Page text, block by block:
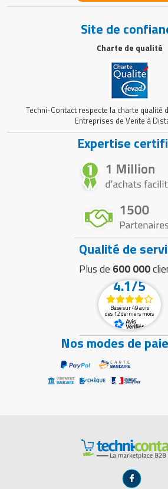
Site de
Charte de qualité
Techni-Contact respecte la charte qualité
Entreprises de Vente à
Expertise
Qualité de
Plus de 600 000
4.1/5
Basé sur 49 avis
des 12 derniers mois
Nos modes de